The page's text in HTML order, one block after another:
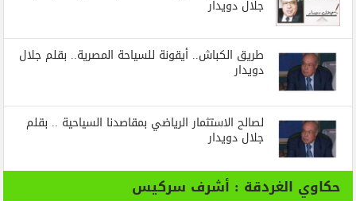
جلال دويدار
طريق الكباش.. أيقونة للسياحة المصرية.. بقلم جلال
دويدار
لصالح الاستثمار الرياضي بمقاصدنا السياحية .. بقلم
جلال دويدار
حكاوي الغردقة : أشرف سركيس